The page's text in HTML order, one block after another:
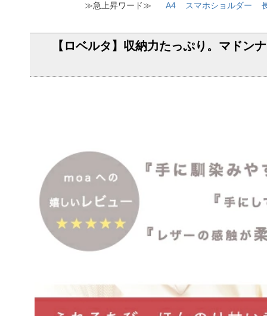
≫急上昇ワード≫ A4 スマホショルダー
【ロベルタ】収納力たっぷり。マドン